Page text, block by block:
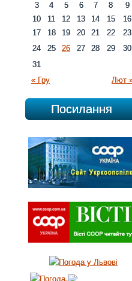
« Гру Лют
3
4 5 6 7 8
9
10
11 12 13 14 15
16
17
18 19 20 21 22
23
24
25 26 27 28 29
30
31
Посилання